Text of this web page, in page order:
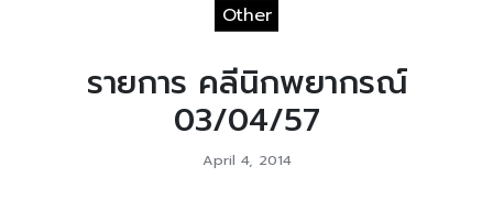
Other
รายการ คลีนิกพยากรณ์
03/04/57
April 4, 2014